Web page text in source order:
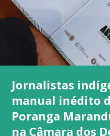
Jornalistas
manual inédito
Poranga
na Câmara dos